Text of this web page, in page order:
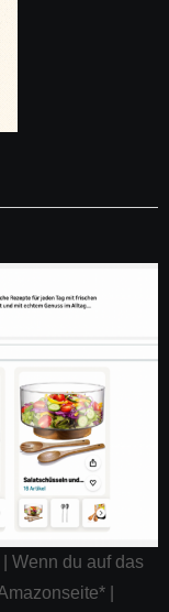
Wenn du auf das
|